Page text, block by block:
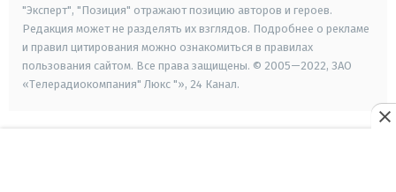
"Эксперт", "Позиция" отражают позицию авторов и героев.
Редакция может не разделять их взглядов. Подробнее о рекламе
и правил цитирования можно ознакомиться в правилах
пользования сайтом. Все права защищены. © 2005—2022, ЗАО
«Телерадиокомпания" Люкс "», 24 Канал.